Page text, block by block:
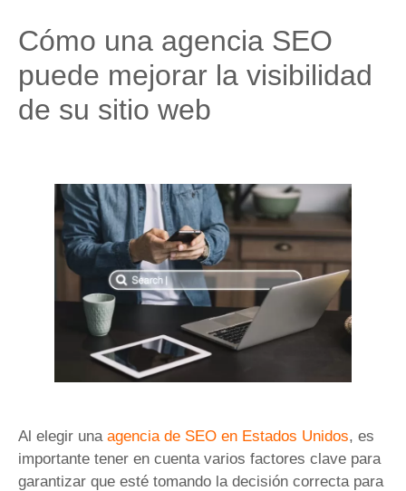
Cómo una agencia SEO
puede mejorar la visibilidad
de su sitio web
Al elegir una agencia de SEO en Estados Unidos, es
importante tener en cuenta varios factores clave para
garantizar que esté tomando la decisión correcta para